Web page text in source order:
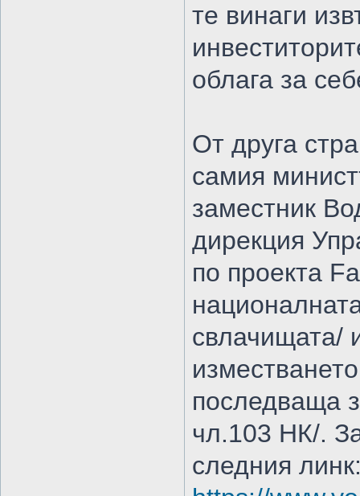
те винаги
облага за
От друга
самия
заместник
дирекция
по проекта
свлачищата/
последваща
чл.103 НК/.
следния